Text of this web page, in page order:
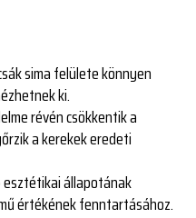
sima felülete könnyen
ki.
révén csökkentik a
a kerekek eredeti
esztétikai állapotának
értékének fenntartásához.